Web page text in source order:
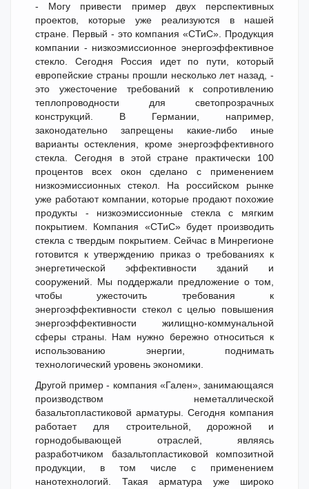
- Могу привести пример двух перспективных
проектов, которые уже реализуются в нашей
стране. Первый - это компания «СТиС». Продукция
компании - низкоэмиссионное энергоэффективное
стекло. Сегодня Россия идет по пути, который
европейские страны прошли несколько лет назад, -
это ужесточение требований к сопротивлению
теплопроводности для светопрозрачных
конструкций. В Германии, например,
законодательно запрещены какие-либо иные
варианты остекления, кроме энергоэффективного
стекла. Сегодня в этой стране практически 100
процентов всех окон сделано с применением
низкоэмиссионных стекол. На российском рынке
уже работают компании, которые продают похожие
продукты - низкоэмиссионные стекла с мягким
покрытием. Компания «СТиС» будет производить
стекла с твердым покрытием. Сейчас в Минрегионе
готовится к утверждению приказ о требованиях к
энергетической эффективности зданий и
сооружений. Мы поддержали предложение о том,
чтобы ужесточить требования к
энергоэффективности стекол с целью повышения
энергоэффективности жилищно-коммунальной
сферы страны. Нам нужно бережно относиться к
использованию энергии, поднимать
технологический уровень экономики.
Другой пример - компания «Гален», занимающаяся
производством неметаллической
базальтопластиковой арматуры. Сегодня компания
работает для строительной, дорожной и
горнодобывающей отраслей, являясь
разработчиком базальтопластиковой композитной
продукции, в том числе с применением
нанотехнологий. Такая арматура уже широко